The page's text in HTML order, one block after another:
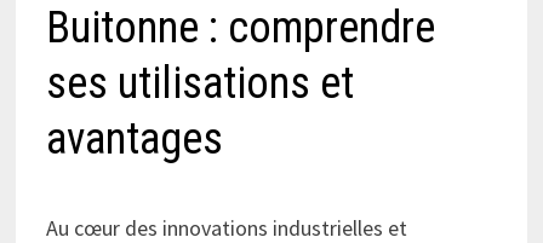
Buitonne : comprendre
ses utilisations et
avantages
Au cœur des innovations industrielles et